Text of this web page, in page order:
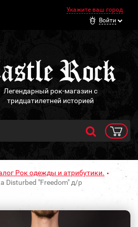
Укажите ваш город
Войти
Легендарный рок-магазин с
тридцатилетней историей
Рок одежды и атрибутики.
Disturbed "Freedom" д/р